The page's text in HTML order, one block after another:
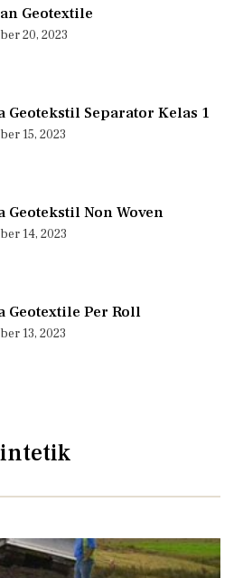
Geotextile
20, 2023
Geotekstil Separator Kelas 1
15, 2023
Geotekstil Non Woven
14, 2023
Geotextile Per Roll
13, 2023